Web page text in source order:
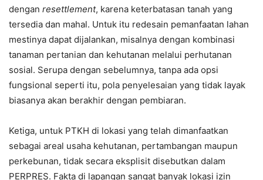
dengan resettlement, karena keterbatasan tanah yang
tersedia dan mahal. Untuk itu redesain pemanfaatan lahan
mestinya dapat dijalankan, misalnya dengan kombinasi
tanaman pertanian dan kehutanan melalui perhutanan
sosial. Serupa dengan sebelumnya, tanpa ada opsi
fungsional seperti itu, pola penyelesaian yang tidak layak
biasanya akan berakhir dengan pembiaran.
Ketiga, untuk PTKH di lokasi yang telah dimanfaatkan
sebagai areal usaha kehutanan, pertambangan maupun
perkebunan, tidak secara eksplisit disebutkan dalam
PERPRES. Fakta di lapangan sangat banyak lokasi izin